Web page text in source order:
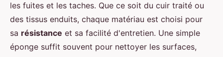
les fuites et les taches. Que ce soit du cuir traité ou
des tissus enduits, chaque matériau est choisi pour
sa résistance et sa facilité d'entretien. Une simple
éponge suffit souvent pour nettoyer les surfaces,